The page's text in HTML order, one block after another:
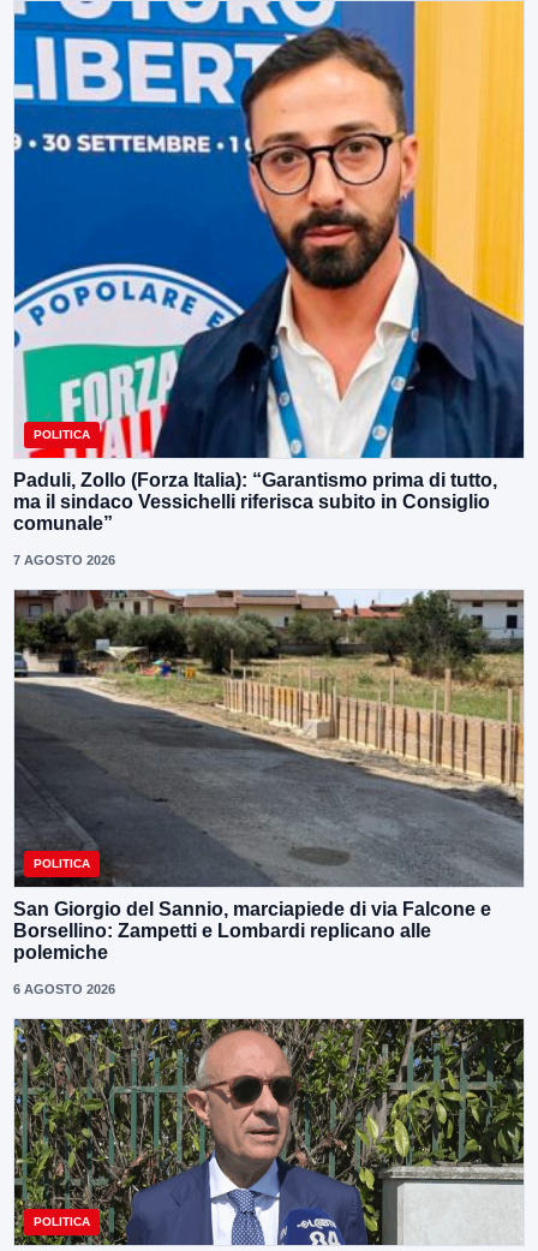
POLITICA
Paduli, Zollo (Forza Italia): “Garantismo prima di tutto,
ma il sindaco Vessichelli riferisca subito in Consiglio
comunale”
7 AGOSTO 2026
POLITICA
San Giorgio del Sannio, marciapiede di via Falcone e
Borsellino: Zampetti e Lombardi replicano alle
polemiche
6 AGOSTO 2026
POLITICA